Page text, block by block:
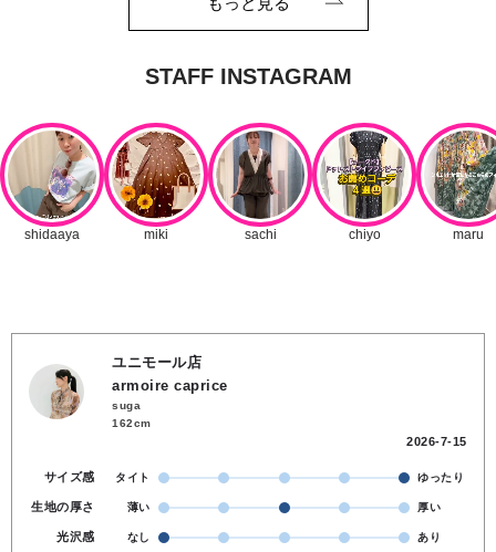
ユニモール店
armoire caprice
suga
162cm
2026-7-15
サイズ感 タイト ゆったり
生地の厚さ 薄い 厚い
光沢感 なし あり